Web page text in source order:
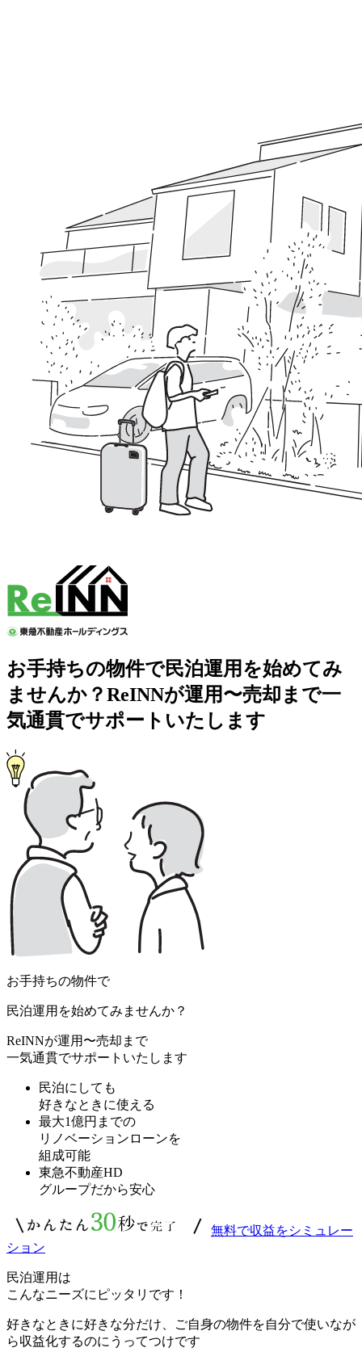
お手持ちの物件で民泊運用を始めてみ
ませんか？ReINNが運用〜売却まで一
気通貫でサポートいたします
お手持ちの物件で
民泊運用を始めてみませんか？
ReINNが運用〜売却まで
一気通貫でサポートいたします
民泊にしても
好きなときに使える
最大1億円までの
リノベーションローンを
組成可能
東急不動産HD
グループだから安心
無料で収益をシミュレー
ション
民泊運用は
こんなニーズにピッタリです！
好きなときに好きな分だけ、ご自身の物件を自分で使いなが
ら収益化するのにうってつけです